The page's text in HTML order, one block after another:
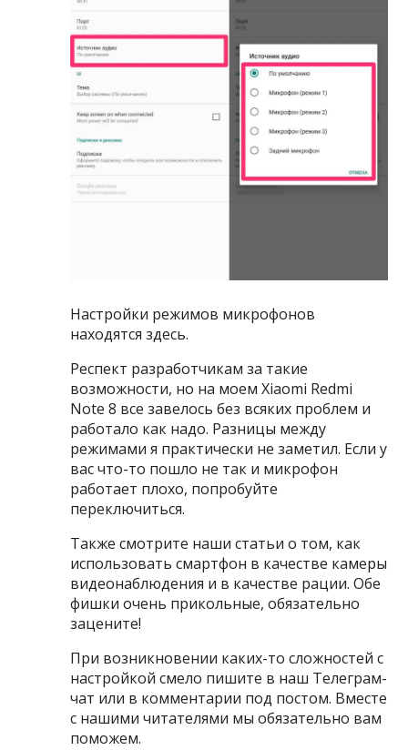
Настройки режимов микрофонов
находятся здесь.
Респект разработчикам за такие
возможности, но на моем Xiaomi Redmi
Note 8 все завелось без всяких проблем и
работало как надо. Разницы между
режимами я практически не заметил. Если у
вас что-то пошло не так и микрофон
работает плохо, попробуйте
переключиться.
Также смотрите наши статьи о том, как
использовать смартфон в качестве камеры
видеонаблюдения и в качестве рации. Обе
фишки очень прикольные, обязательно
зацените!
При возникновении каких-то сложностей с
настройкой смело пишите в наш Телеграм-
чат или в комментарии под постом. Вместе
с нашими читателями мы обязательно вам
поможем.